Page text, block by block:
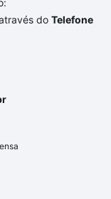
do Telefone